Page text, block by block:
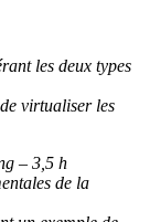
les deux types
virtualiser les
– 3,5 h
de la